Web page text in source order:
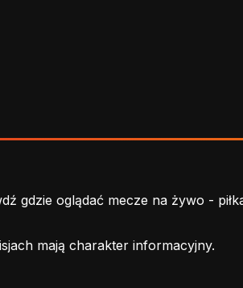
gdzie oglądać mecze na żywo -
mają charakter informacyjny.